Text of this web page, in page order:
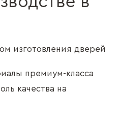
изготовления дверей
премиум-класса
качества на